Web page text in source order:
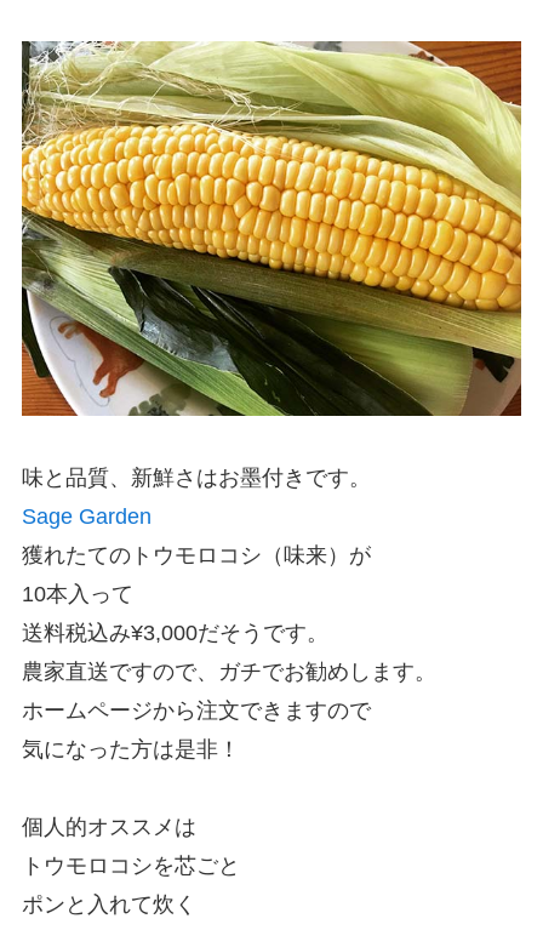
味と品質、新鮮さはお墨付きです。
Sage Garden
獲れたてのトウモロコシ（味来）が
10本入って
送料税込み¥3,000だそうです。
農家直送ですので、ガチでお勧めします。
ホームページから注文できますので
気になった方は是非！
個人的オススメは
トウモロコシを芯ごと
ポンと入れて炊く